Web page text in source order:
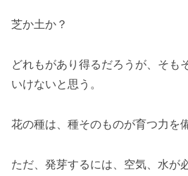
芝か土か？
どれもがあり得るだろうが、そも
いけないと思う。
花の種は、種そのものが育つ力を
ただ、発芽するには、空気、水が